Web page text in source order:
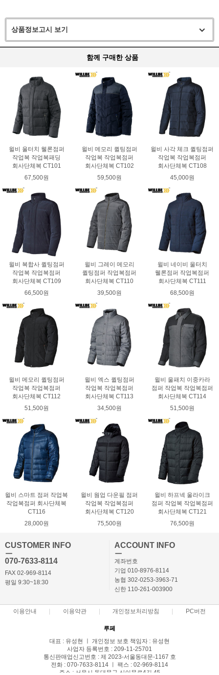
상품정보고시 보기
함께 구매한 상품
윌비 울터치 웰론점퍼
작업복 작업복패딩
회사단체복 CT101
67,500원
윌비 메모리 퀼팅점퍼
작업복 작업복점퍼
회사단체복 CT102
59,500원
윌비 사각 체크 퀼팅점퍼
작업복 작업복점퍼
회사단체복 CT108
45,000원
윌비 복합사 퀼팅점퍼
작업복 작업복점퍼
회사단체복 CT109
66,500원
윌비 그레이 메모리
퀼팅점퍼 작업복점퍼
회사단체복 CT110
39,500원
윌비 네이비 울터치
웰론점퍼 작업복점퍼
회사단체복 CT111
68,500원
윌비 메모리 퀼팅점퍼
작업복 작업복점퍼
회사단체복 CT112
51,500원
윌비 엑스 퀼팅점퍼
작업복 작업복점퍼
회사단체복 CT113
34,500원
윌비 울패치 이중카라
점퍼 작업복 작업복점퍼
회사단체복 CT114
51,500원
윌비 스마트 점퍼 작업복
작업복점퍼 회사단체복
CT116
28,000원
윌비 웜업 다운필 점퍼
작업복 작업복점퍼
회사단체복 CT120
75,500원
윌비 하프넥 울라이크
점퍼 작업복 작업복점퍼
회사단체복 CT121
76,500원
CUSTOMER INFO
ㅡ
070-7633-8114
FAX 02-969-8114
평일 9:30~18:30
ACCOUNT INFO
ㅡ
계좌번호
기업 010-8976-8114
농협 302-0253-3963-71
신한 110-261-003900
이용안내 이용약관 개인정보처리방침 PC버전
루페
대표 : 유성현 ㅣ 개인정보 보호 책임자 : 유성현
사업자 등록번호 : 209-11-25701
통신판매업신고번호 : 제 2023-서울동대문-1167 호
전화 : 070-7633-8114 ㅣ 팩스 : 02-969-8114
주소 : 서울시 동대문구 신이문로4길 45